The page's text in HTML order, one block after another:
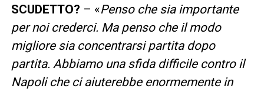
SCUDETTO? – «Penso che sia importante
per noi crederci. Ma penso che il modo
migliore sia concentrarsi partita dopo
partita. Abbiamo una sfida difficile contro il
Napoli che ci aiuterebbe enormemente in